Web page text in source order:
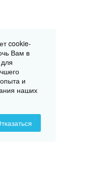
cookie-
Вам в
и
наших